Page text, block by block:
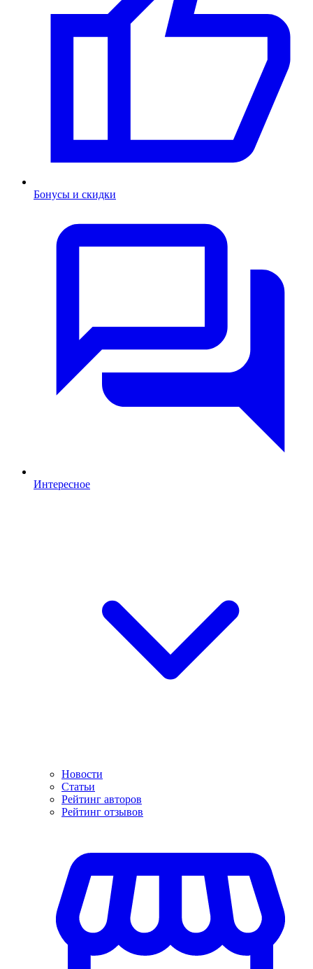
Бонусы и скидки
Интересное
Новости
Статьи
Рейтинг авторов
Рейтинг отзывов